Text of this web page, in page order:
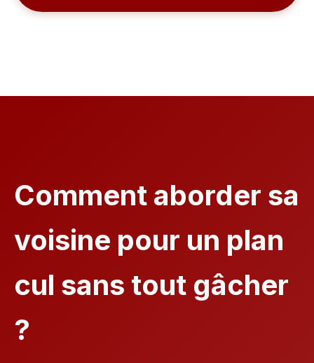
Comment aborder sa
voisine pour un plan
cul sans tout gâcher
?